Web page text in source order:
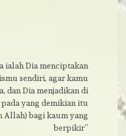
ialah Dia menciptakan
sendiri, agar kamu
dan Dia menjadikan di
pada yang demikian itu
Allah) bagi kaum yang
berpikir”